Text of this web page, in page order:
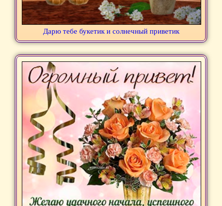
Дарю тебе букетик и солнечный приветик